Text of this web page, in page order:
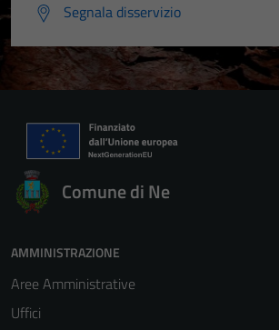
Segnala disservizio
Comune di Ne
AMMINISTRAZIONE
Aree Amministrative
Uffici